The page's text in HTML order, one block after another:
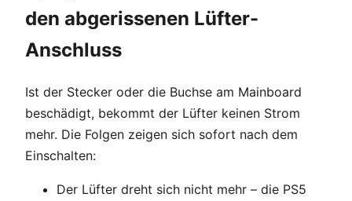
den abgerissenen Lüfter-
Anschluss
Ist der Stecker oder die Buchse am Mainboard
beschädigt, bekommt der Lüfter keinen Strom
mehr. Die Folgen zeigen sich sofort nach dem
Einschalten:
Der Lüfter dreht sich nicht mehr – die PS5